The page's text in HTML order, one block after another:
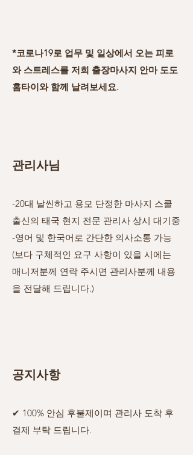
*코로나19로 업무 및 일상에서 오는 피로
와 스트레스를 저희 출장마사지 안마 도도
홈타이와 함께 날려보세요.
관리사님
-20대 날씬하고 용모 단정한 마사지 스쿨
출신의 태국 현지 전문 관리사 상시 대기중
-영어 및 한국어로 간단한 의사소통 가능
(보다 구체적인 요구 사항이 있을 시에는
매니저분께 연락 주시면 관리사분께 내용
을 전달해 드립니다.)
공지사항
✔ 100% 안심 후불제이며 관리사 도착 후
결제 부탁 드립니다.